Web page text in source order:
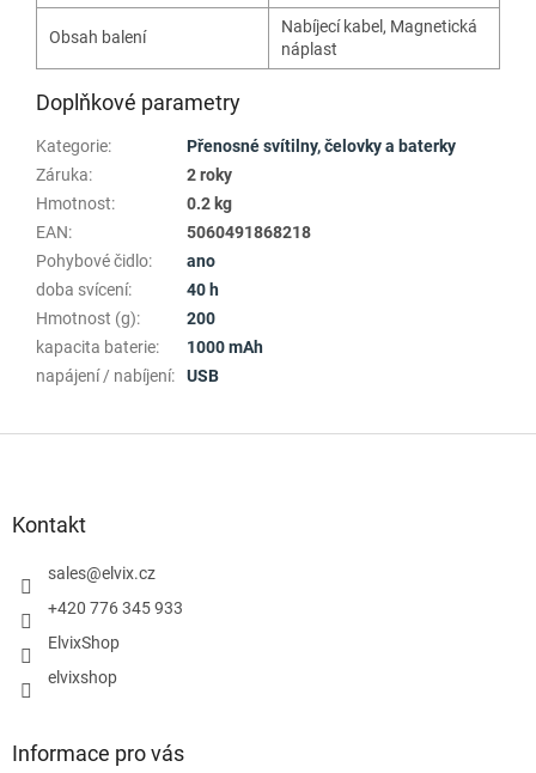
Obsah balení
Nabíjecí kabel, Magnetická
náplast
Doplňkové parametry
Kategorie:
Přenosné svítilny, čelovky a baterky
Záruka:
2 roky
Hmotnost:
0.2 kg
EAN:
5060491868218
Pohybové čidlo:
ano
doba svícení:
40 h
Hmotnost (g):
200
kapacita baterie:
1000 mAh
napájení / nabíjení: USB
Kontakt
sales@elvix.cz
+420 776 345 933
ElvixShop
elvixshop
Informace pro vás